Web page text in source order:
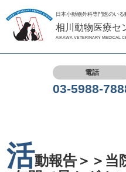
日本小動物外科専門医のいる
相川動物医療セ
AIKAWA VETERINARY MEDICAL
電話
03-5988-
活動報告＞＞当